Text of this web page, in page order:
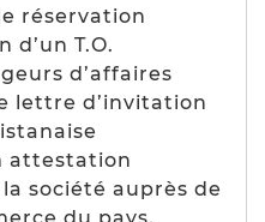
réservation
T.O.
d’affaires
lettre d’invitation
attestation
société auprès de